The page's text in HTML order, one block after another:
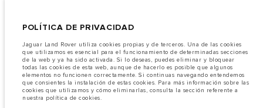
distribuidor de su preferencia, quien podrá dar a conocer las restricciones
únicamente en las especificaciones e imágenes mostradas en este sitio web.
Jaguar Land Rover Limited busca constantemente nuevas formas de mejorar
las especificaciones, el diseño y la producción de sus vehículos, piezas y
accesorios, por lo que se producen modificaciones de forma continua y sin
previo aviso. Según el modelo, algunas funciones serán opcionales o
vendrán incluidas de serie. La información, las especificaciones, los motores
y los colores que aparecen en esta página web se basan en las
especificaciones europeas. Estos pueden variar en función del mercado y
POLÍTICA DE PRIVACIDAD
Jaguar Land Rover utiliza cookies propias y de terceros. Una de las cookies
que utilizamos es esencial para el funcionamiento de determinadas secciones
de la web y ya ha sido activada. Si lo deseas, puedes eliminar y bloquear
todas las cookies de esta web, aunque de hacerlo es posible que algunos
elementos no funcionen correctamente. Si continuas navegando entendemos
que consientes la instalación de estas cookies. Para más información sobre las
cookies que utilizamos y cómo eliminarlas, consulta la sección referente a
nuestra política de cookies.